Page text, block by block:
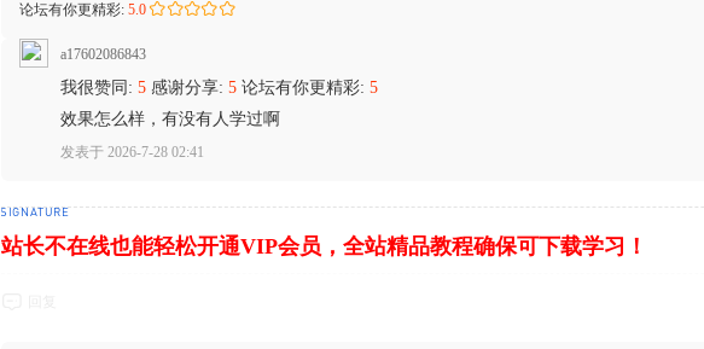
论坛有你更精彩: 5.0
a17602086843
我很赞同: 5 感谢分享: 5 论坛有你更精彩: 5
效果怎么样，有没有人学过啊
发表于 2026-7-28 02:41
站长不在线也能轻松开通VIP会员，全站精品教程确保可下载学习！